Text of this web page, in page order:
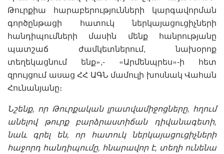
Թուրքիա հարաբերությունների կարգավորման
գործընթացի հատուկ ներկայացուցիչների
հանդիպումների մասին մենք հանրությանը
պատշաճ ժամկետներում, նախօրոք
տեղեկացնում ենք»,- «Արմենպրես»-ի հետ
զրույցում ասաց ՀՀ ԱԳՆ մամուլի խոսնակ Վահան
Հունանյանը։
Նշենք, որ Թուրքական լրատվամիջոցները, հղում
անելով թուրք բարձրաստիճան դիվանագետի,
նաև գրել են, որ հատուկ ներկայացուցիչների
հաջորդ հանդիպումը, հնարավոր է, տեղի ունենա